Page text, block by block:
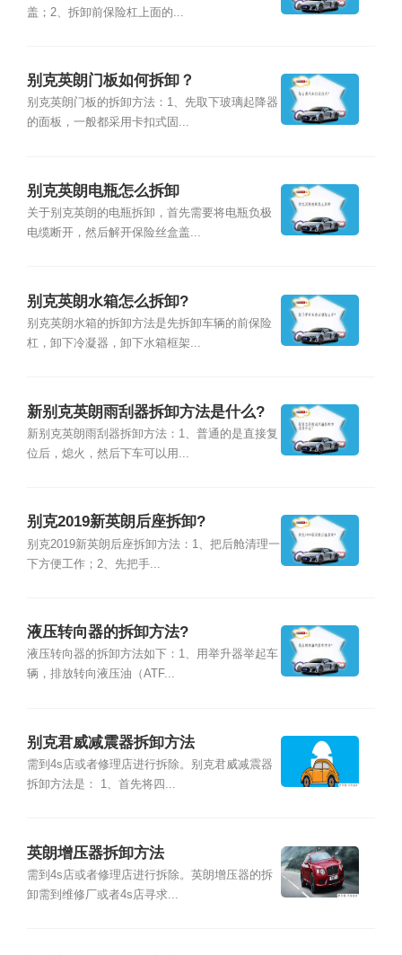
盖；2、拆卸前保险杠上面的...
别克英朗门板如何拆卸？
别克英朗门板的拆卸方法：1、先取下玻璃起降器
的面板，一般都采用卡扣式固...
别克英朗电瓶怎么拆卸
关于别克英朗的电瓶拆卸，首先需要将电瓶负极
电缆断开，然后解开保险丝盒盖...
别克英朗水箱怎么拆卸?
别克英朗水箱的拆卸方法是先拆卸车辆的前保险
杠，卸下冷凝器，卸下水箱框架...
新别克英朗雨刮器拆卸方法是什么?
新别克英朗雨刮器拆卸方法：1、普通的是直接复
位后，熄火，然后下车可以用...
别克2019新英朗后座拆卸?
别克2019新英朗后座拆卸方法：1、把后舱清理一
下方便工作；2、先把手...
液压转向器的拆卸方法?
液压转向器的拆卸方法如下：1、用举升器举起车
辆，排放转向液压油（ATF...
别克君威减震器拆卸方法
需到4s店或者修理店进行拆除。别克君威减震器
拆卸方法是： 1、首先将四...
英朗增压器拆卸方法
需到4s店或者修理店进行拆除。英朗增压器的拆
卸需到维修厂或者4s店寻求...